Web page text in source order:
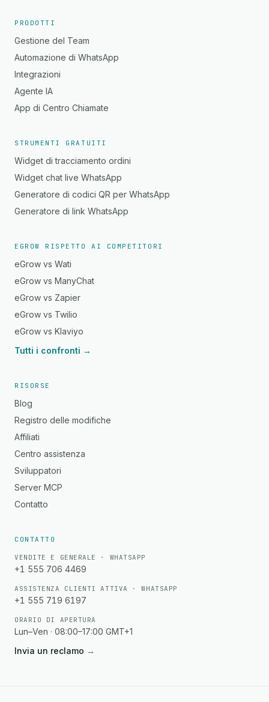
PRODOTTI
Gestione del Team
Automazione di WhatsApp
Integrazioni
Agente IA
App di Centro Chiamate
STRUMENTI GRATUITI
Widget di tracciamento ordini
Widget chat live WhatsApp
Generatore di codici QR per WhatsApp
Generatore di link WhatsApp
EGROW RISPETTO AI COMPETITORI
eGrow vs Wati
eGrow vs ManyChat
eGrow vs Zapier
eGrow vs Twilio
eGrow vs Klaviyo
Tutti i confronti →
RISORSE
Blog
Registro delle modifiche
Affiliati
Centro assistenza
Sviluppatori
Server MCP
Contatto
CONTATTO
VENDITE E GENERALE · WHATSAPP
+1 555 706 4469
ASSISTENZA CLIENTI ATTIVA · WHATSAPP
+1 555 719 6197
ORARIO DI APERTURA
Lun–Ven · 08:00–17:00 GMT+1
Invia un reclamo →